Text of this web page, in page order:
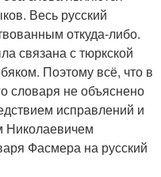
Весь русский
откуда-либо.
связана с тюркской
Поэтому всё, что в
словаря не объяснено
исправлений и
Николаевичем
Фасмера на русский